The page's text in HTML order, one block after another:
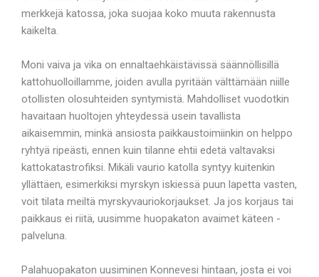
merkkejä katossa, joka suojaa koko muuta rakennusta
kaikelta.
Moni vaiva ja vika on ennaltaehkäistävissä säännöllisillä
kattohuolloillamme, joiden avulla pyritään välttämään niille
otollisten olosuhteiden syntymistä. Mahdolliset vuodotkin
havaitaan huoltojen yhteydessä usein tavallista
aikaisemmin, minkä ansiosta paikkaustoimiinkin on helppo
ryhtyä ripeästi, ennen kuin tilanne ehtii edetä valtavaksi
kattokatastrofiksi. Mikäli vaurio katolla syntyy kuitenkin
yllättäen, esimerkiksi myrskyn iskiessä puun lapetta vasten,
voit tilata meiltä myrskyvauriokorjaukset. Ja jos korjaus tai
paikkaus ei riitä, uusimme huopakaton avaimet käteen -
palveluna.
Palahuopakaton uusiminen Konnevesi hintaan, josta ei voi